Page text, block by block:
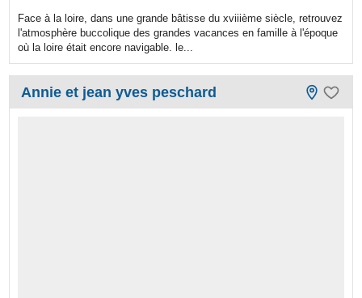
Face à la loire, dans une grande bâtisse du xviiième siècle, retrouvez
l'atmosphère buccolique des grandes vacances en famille à l'époque
où la loire était encore navigable. le...
Annie et jean yves peschard